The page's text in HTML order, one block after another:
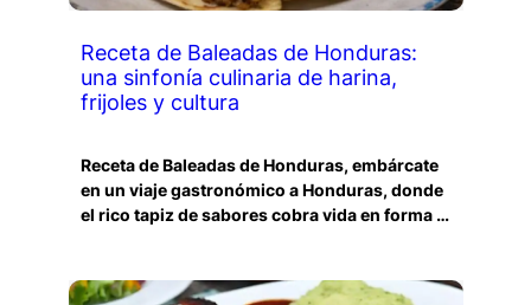
Receta de Baleadas de Honduras:
una sinfonía culinaria de harina,
frijoles y cultura
Receta de Baleadas de Honduras, embárcate
en un viaje gastronómico a Honduras, donde
el rico tapiz de sabores cobra vida en forma …